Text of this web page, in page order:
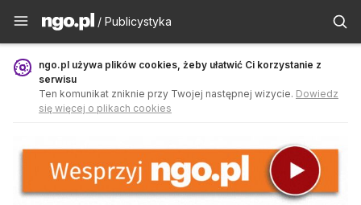
Publicystyka - ngo.pl
/ Publicystyka
ngo.pl używa plików cookies, żeby ułatwić Ci korzystanie z
serwisu
Ten komunikat zniknie przy Twojej następnej wizycie. Dowiedz
się więcej o plikach cookies